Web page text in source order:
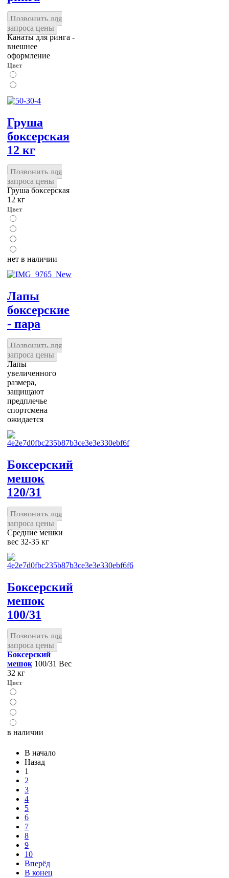
Позвонить для
запроса цены
Канаты для ринга -
внешнее
оформление
Цвет
Груша
боксерская
12 кг
Позвонить для
запроса цены
Груша боксерская
12 кг
Цвет
нет в наличии
Лапы
боксерские
- пара
Позвонить для
запроса цены
Лапы
увеличенного
размера,
защищают
предплечье
спортсмена
ожидается
Боксерский
мешок
120/31
Позвонить для
запроса цены
Средние мешки
вес 32-35 кг
Боксерский
мешок
100/31
Позвонить для
запроса цены
Боксерский
мешок100/31 Вес
32 кг
Цвет
в наличии
В начало
Назад
1
2
3
4
5
6
7
8
9
10
Вперёд
В конец